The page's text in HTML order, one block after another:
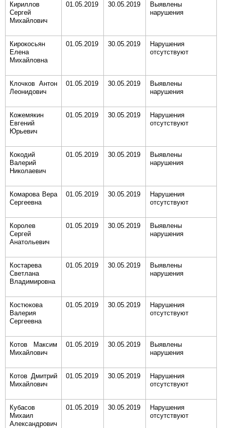
Кириллов
Сергей
Михайлович
01.05.2019 30.05.2019
Выявлены
нарушения
Кирокосьян
Елена
Михайловна
01.05.2019 30.05.2019
Нарушения
отсутствуют
Клочков Антон
Леонидович
01.05.2019 30.05.2019
Выявлены
нарушения
Кожемякин
Евгений
Юрьевич
01.05.2019 30.05.2019
Нарушения
отсутствуют
Кокодий
Валерий
Николаевич
01.05.2019 30.05.2019
Выявлены
нарушения
Комарова Вера
Сергеевна
01.05.2019 30.05.2019
Нарушения
отсутствуют
Королев
Сергей
Анатольевич
01.05.2019 30.05.2019
Выявлены
нарушения
Костарева
Светлана
Владимировна
01.05.2019 30.05.2019
Выявлены
нарушения
Костюкова
Валерия
Сергеевна
01.05.2019 30.05.2019
Нарушения
отсутствуют
Котов Максим
Михайлович
01.05.2019 30.05.2019
Выявлены
нарушения
Котов Дмитрий
Михайлович
01.05.2019 30.05.2019
Нарушения
отсутствуют
Кубасов
Михаил
Александрович
01.05.2019 30.05.2019
Нарушения
отсутствуют